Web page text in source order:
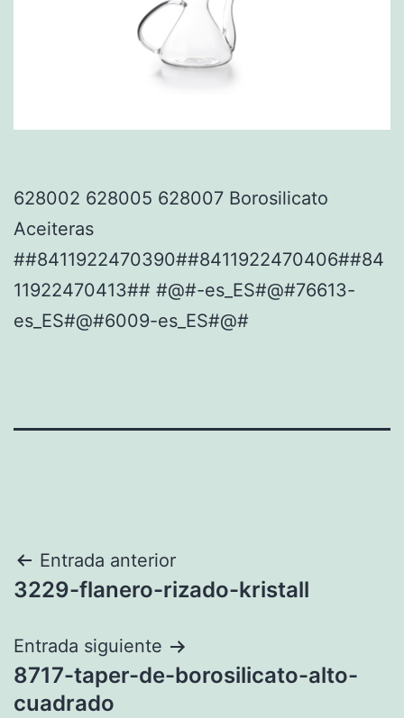
628002 628005 628007 Borosilicato
Aceiteras
##8411922470390##8411922470406##84
11922470413## #@#-es_ES#@#76613-
es_ES#@#6009-es_ES#@#
Navegación
de
entradas
Entrada anterior
3229-flanero-rizado-kristall
Entrada siguiente
8717-taper-de-borosilicato-alto-
cuadrado